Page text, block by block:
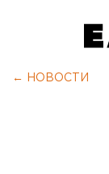
← НОВОСТИ